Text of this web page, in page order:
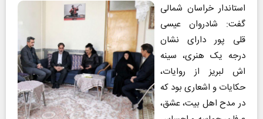
استاندار خراسان شمالی
گفت: شادروان عیسی
قلی پور دارای نشان
درجه یک هنری، سینه
اش لبریز از روایات،
حکایات و اشعاری بود که
در مدح اهل بیت، عشق،